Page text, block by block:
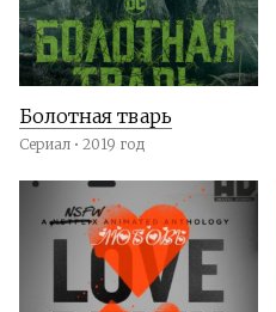
Болотная тварь
Сериал • 2019 год